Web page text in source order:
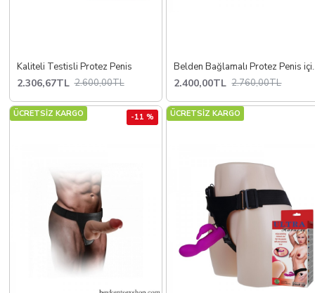
Kaliteli Testisli Protez Penis
2.306,67TL 2.600,00TL
Belden
2.400,00TL 2.760,00TL
ÜCRETSİZ KARGO -11 % ÜCRETSİZ KARGO